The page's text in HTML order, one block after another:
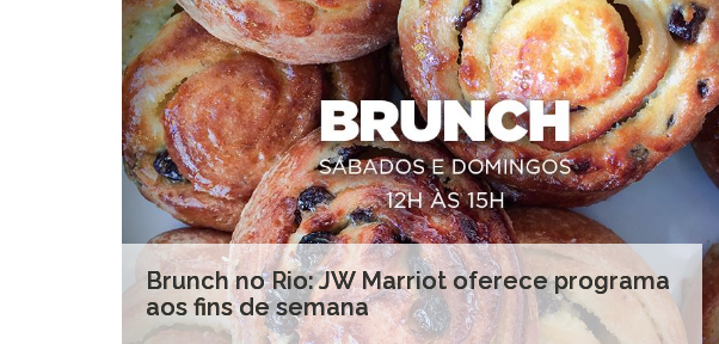
Brunch no Rio: JW Marriot oferece programa
aos fins de semana